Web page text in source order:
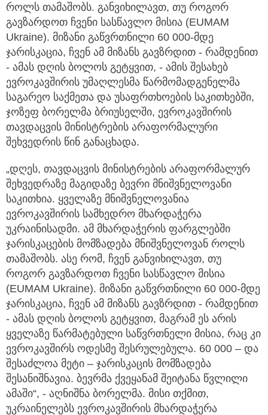
როლს თამაშობს. განვიხილავთ, თუ როგორ
გავზარდოთ ჩვენი სასწავლო მისია (EUMAM
Ukraine). მიზანი გაწვრთნილი 60 000-მდე
ჯარისკაცია, ჩვენ ამ მიზანს გავზრდით - რამდენით
- ამას დღის ბოლოს გეტყვით, - ამის შესახებ
ევროკავშირის უმაღლესმა წარმომადგენელმა
საგარეო საქმეთა და უსაფრთხოების საკითხებში,
ჯოზეფ ბორელმა ბრიუსელში, ევროკავშირის
თავდაცვის მინისტრების არაფორმალური
შეხვედრის წინ განაცხადა.
„დღეს, თავდაცვის მინისტრების არაფორმალურ
შეხვედრაზე მაგიდაზე ბევრი მნიშვნელოვანი
საკითხია. ყველაზე მნიშვნელოვანია
ევროკავშირის სამხედრო მხარდაჭერა
უკრაინისადმი. ამ მხარდაჭერის ფარგლებში
ჯარისკაცების მომზადება მნიშვნელოვან როლს
თამაშობს. ასე რომ, ჩვენ განვიხილავთ, თუ
როგორ გავზარდოთ ჩვენი სასწავლო მისია
(EUMAM Ukraine). მიზანი გაწვრთნილი 60 000-მდე
ჯარისკაცია, ჩვენ ამ მიზანს გავზრდით - რამდენით
- ამას დღის ბოლოს გეტყვით, მაგრამ ეს არის
ყველაზე წარმატებული საწვრთნელი მისია, რაც კი
ევროკავშირს ოდესმე შესრულებულა. 60 000 – და
შესაძლოა მეტი – ჯარისკაცის მომზადება
შესანიშნავია. ბევრმა ქვეყანამ შეიტანა წვლილი
ამაში“, - აღნიშნა ბორელმა. მისი თქმით,
უკრაინელებს ევროკავშირის მხარდაჭერა